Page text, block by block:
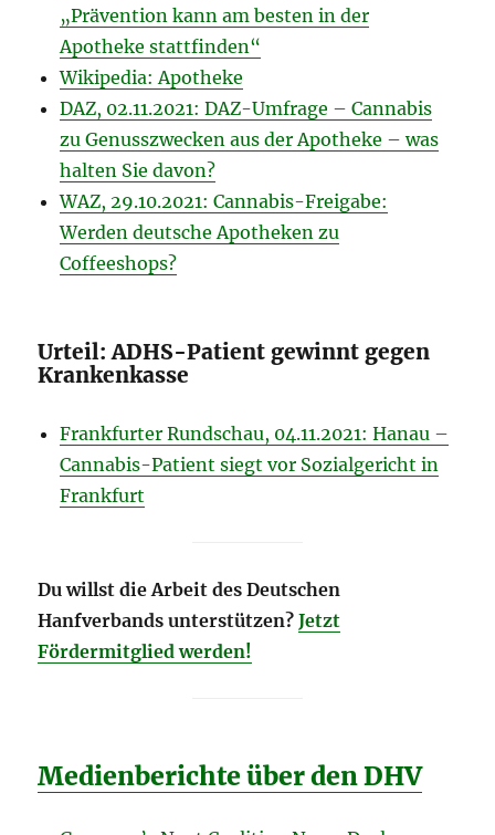
„Prävention kann am besten in der
Apotheke stattfinden“
Wikipedia: Apotheke
DAZ, 02.11.2021: DAZ-Umfrage – Cannabis
zu Genusszwecken aus der Apotheke – was
halten Sie davon?
WAZ, 29.10.2021: Cannabis-Freigabe:
Werden deutsche Apotheken zu
Coffeeshops?
Urteil: ADHS-Patient gewinnt gegen
Krankenkasse
Frankfurter Rundschau, 04.11.2021: Hanau –
Cannabis-Patient siegt vor Sozialgericht in
Frankfurt
Du willst die Arbeit des Deutschen
Hanfverbands unterstützen?Jetzt
Fördermitglied werden!
Medienberichte über den DHV